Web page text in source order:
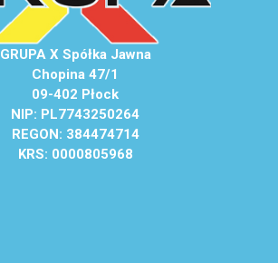
GRUPA X Spółka Jawna
Chopina 47/1
09-402 Płock
NIP: PL7743250264
REGON: 384474714
KRS: 0000805968